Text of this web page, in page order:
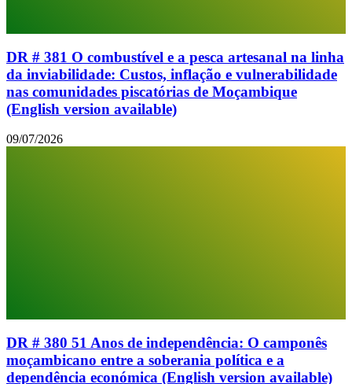
DR # 381 O combustível e a pesca artesanal na linha
da inviabilidade: Custos, inflação e vulnerabilidade
nas comunidades piscatórias de Moçambique
(English version available)
09/07/2026
DR # 380 51 Anos de independência: O camponês
moçambicano entre a soberania política e a
dependência económica (English version available)